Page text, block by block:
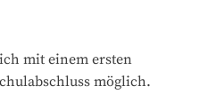
mit einem ersten
möglich.